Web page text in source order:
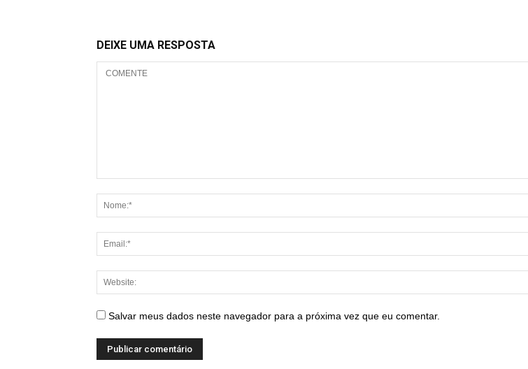
DEIXE UMA RESPOSTA
Salvar meus dados neste navegador para a próxima vez que eu comentar.